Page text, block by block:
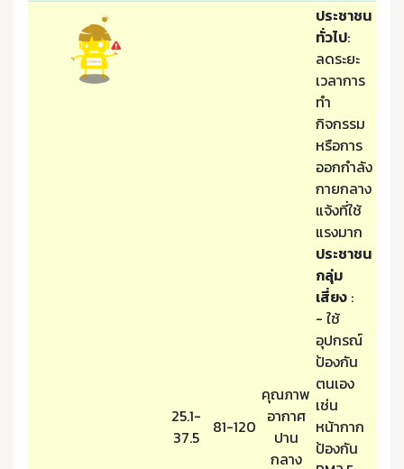
25.1-
37.5
81-120
คุณภาพ
อากาศ
ปาน
กลาง
ประชาชน
ทั่วไป:
ลดระยะ
เวลาการ
ทำ
กิจกรรม
หรือการ
ออกกำลัง
กายกลาง
แจ้งที่ใช้
แรงมาก
ประชาชน
กลุ่ม
เสี่ยง :
- ใช้
อุปกรณ์
ป้องกัน
ตนเอง
เช่น
หน้ากาก
ป้องกัน